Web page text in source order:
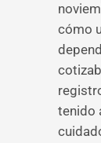
cómo
tenido